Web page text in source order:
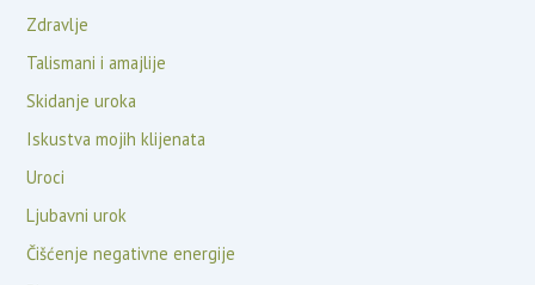
Zdravlje
Talismani i amajlije
Skidanje uroka
Iskustva mojih klijenata
Uroci
Ljubavni urok
Čišćenje negativne energije